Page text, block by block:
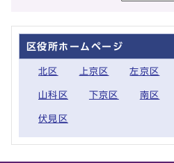
区役所ホームページ
北区 上京区 左京区
山科区 下京区 南区
伏見区